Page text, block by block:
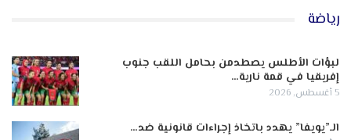
رياضة
لبؤات الأطلس يصطدمن بحامل اللقب جنوب
إفريقيا في قمة نارية…
5 أغسطس, 2026
الـ”يويفا” يهدد باتخاذ إجراءات قانونية ضد…